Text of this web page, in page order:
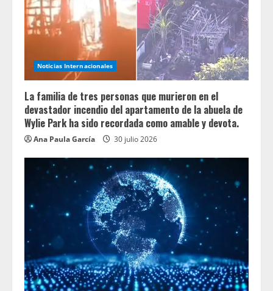
Noticias Internacionales
La familia de tres personas que murieron en el
devastador incendio del apartamento de la abuela de
Wylie Park ha sido recordada como amable y devota.
Ana Paula García 30 julio 2026